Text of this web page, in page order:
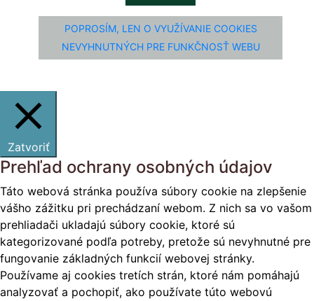
POPROSÍM, LEN O VYUŽÍVANIE COOKIES
NEVYHNUTNÝCH PRE FUNKČNOSŤ WEBU
Zatvoriť
Prehľad ochrany osobných údajov
Táto webová stránka používa súbory cookie na zlepšenie
vášho zážitku pri prechádzaní webom. Z nich sa vo vašom
prehliadači ukladajú súbory cookie, ktoré sú
kategorizované podľa potreby, pretože sú nevyhnutné pre
fungovanie základných funkcií webovej stránky.
Používame aj cookies tretích strán, ktoré nám pomáhajú
analyzovať a pochopiť, ako používate túto webovú